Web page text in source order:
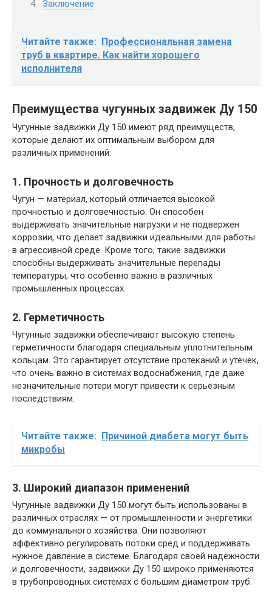
Заключение
Читайте также: Профессиональная замена
труб в квартире. Как найти хорошего
исполнителя
Преимущества чугунных задвижек Ду 150
Чугунные задвижки Ду 150 имеют ряд преимуществ,
которые делают их оптимальным выбором для
различных применений:
1. Прочность и долговечность
Чугун — материал, который отличается высокой
прочностью и долговечностью. Он способен
выдерживать значительные нагрузки и не подвержен
коррозии, что делает задвижки идеальными для работы
в агрессивной среде. Кроме того, такие задвижки
способны выдерживать значительные перепады
температуры, что особенно важно в различных
промышленных процессах.
2. Герметичность
Чугунные задвижки обеспечивают высокую степень
герметичности благодаря специальным уплотнительным
кольцам. Это гарантирует отсутствие протеканий и утечек,
что очень важно в системах водоснабжения, где даже
незначительные потери могут привести к серьезным
последствиям.
Читайте также:
Причиной диабета могут быть
микробы
3. Широкий диапазон применений
Чугунные задвижки Ду 150 могут быть использованы в
различных отраслях — от промышленности и энергетики
до коммунального хозяйства. Они позволяют
эффективно регулировать потоки сред и поддерживать
нужное давление в системе. Благодаря своей надежности
и долговечности, задвижки Ду 150 широко применяются
в трубопроводных системах с большим диаметром труб.